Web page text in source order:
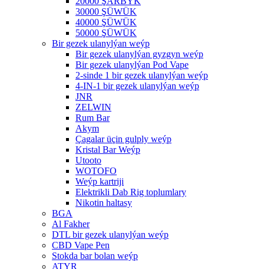
30000 ŞÜWÜK
40000 ŞÜWÜK
50000 ŞÜWÜK
Bir gezek ulanylýan weýp
Bir gezek ulanylýan gyzgyn weýp
Bir gezek ulanylýan Pod Vape
2-sinde 1 bir gezek ulanylýan weýp
4-IN-1 bir gezek ulanylýan weýp
JNR
ZELWIN
Rum Bar
Akym
Çagalar üçin gulply weýp
Kristal Bar Weýp
Utooto
WOTOFO
Weýp kartriji
Elektrikli Dab Rig toplumlary
Nikotin haltasy
BGA
Al Fakher
DTL bir gezek ulanylýan weýp
CBD Vape Pen
Stokda bar bolan weýp
ATYR